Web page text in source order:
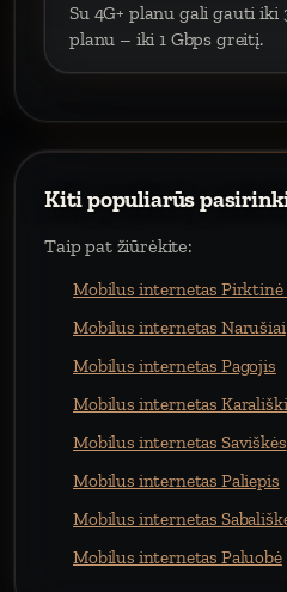
Su 4G+ planu gali gauti iki
planu – iki 1 Gbps greitį.
Kiti populiarūs
Taip pat žiūrėkite:
Mobilus internetas Pirktinė
Mobilus internetas Narušiai
Mobilus internetas Pagojis
Mobilus internetas
Mobilus internetas Saviškės
Mobilus internetas Paliepis
Mobilus internetas
Mobilus internetas Paluobė